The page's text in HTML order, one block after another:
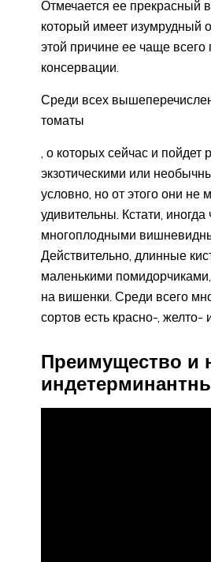
Отмечается ее прекрасный
который имеет изумрудный
этой причине ее чаще всего
консервации.
Среди всех
томаты
, о которых сейчас и пойдет
экзотическими или
условно, но от этого они не
удивительны. Кстати,
многоплодными
Действительно, длинные
маленькими
на вишенки. Среди всего
сортов есть красно-, желто-
Преимущество и